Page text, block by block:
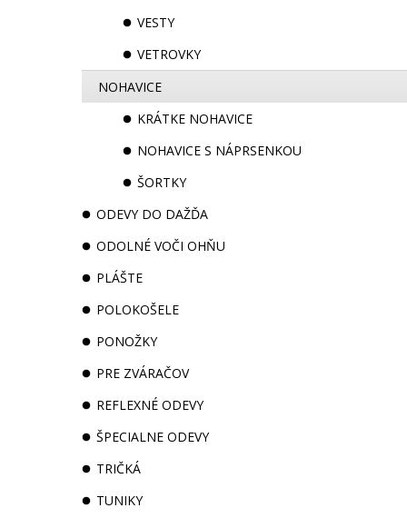
VESTY
VETROVKY
NOHAVICE
KRÁTKE NOHAVICE
NOHAVICE S NÁPRSENKOU
ŠORTKY
ODEVY DO DAŽĎA
ODOLNÉ VOČI OHŇU
PLÁŠTE
POLOKOŠELE
PONOŽKY
PRE ZVÁRAČOV
REFLEXNÉ ODEVY
ŠPECIALNE ODEVY
TRIČKÁ
TUNIKY